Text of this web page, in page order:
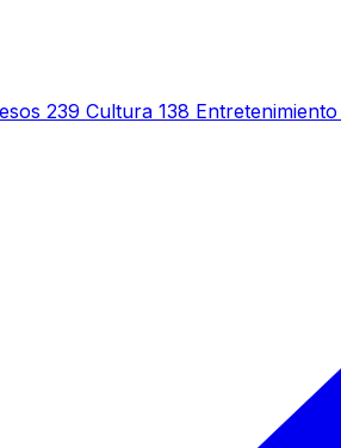
239 Cultura 138 Entretenimiento